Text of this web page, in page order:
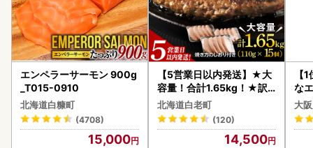
エンペラーサーモン 900g
_T015-0910
北海道白糠町
(4708)
15,000
【5営業日以内発送】★大
容量！合計1.65kg！★訳
あり・牛の里ビーフハンバ
ーグ(110ｇ5枚入）×3 AG
058
北海道白老町
(120)
14,500
【
な
大